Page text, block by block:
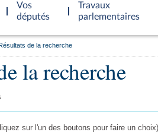
Vos
députés
Travaux
parlementaires
de la recherche
la recherche
sur l'un des boutons pour faire un choix)